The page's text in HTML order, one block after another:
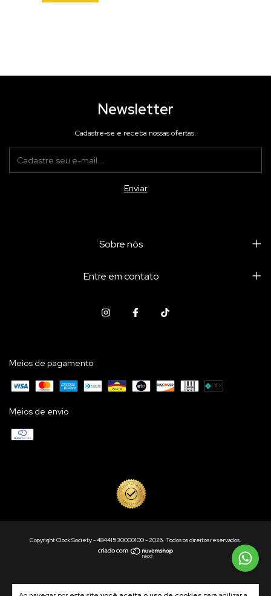
Newsletter
Cadastre-se e receba nossas ofertas.
Sobre nós
Entre em contato
Meios de pagamento
Meios de envio
Copyright Clock Society - 48441530000100 - 2026. Todos os direitos reservados.